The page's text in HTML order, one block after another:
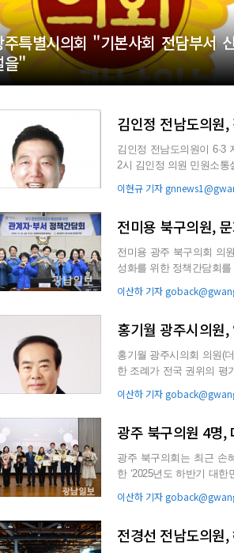
주특별시의회 "기본사회 전담부서
을"
김인정 전남도의원
김인정 전남도의원이 6·3 지방선
2시 김인정 의원 민원소통실
이현규 기자
전미용 북구의원,
전미용 광주 북구의회 의
성화를 위한 정책간담회를 개최했다. 이번 간담회는 현장에서 활동하
이산하 기자
홍기월 광주시의원,
홍기월 광주시의회 의원(
한 조례가 전국 권위의 평
이산하 기자
광주 북구의원 4명,
광주 북구의회는 최근 손
한 ‘2025년도 하반기 대
이산하 기자
전경선 전남도의원,